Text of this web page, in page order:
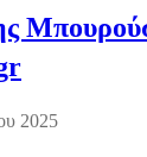
2025